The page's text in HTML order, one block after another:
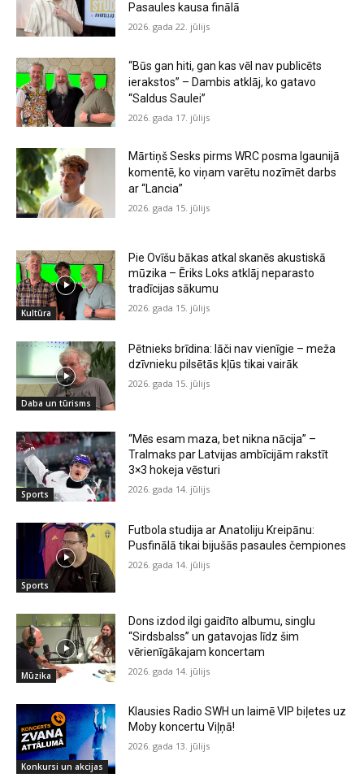
Pasaules kausa finālā
2026. gada 22. jūlijs
“Būs gan hiti, gan kas vēl nav publicēts
ierakstos” – Dambis atklāj, ko gatavo
“Saldus Saulei”
2026. gada 17. jūlijs
Mārtiņš Sesks pirms WRC posma Igaunijā
komentē, ko viņam varētu nozīmēt darbs
ar “Lancia”
2026. gada 15. jūlijs
Kultūra
Pie Ovīšu bākas atkal skanēs akustiskā
mūzika – Ēriks Loks atklāj neparasto
tradīcijas sākumu
2026. gada 15. jūlijs
Daba un tūrisms
Pētnieks brīdina: lāči nav vienīgie – meža
dzīvnieku pilsētās kļūs tikai vairāk
2026. gada 15. jūlijs
Sports
“Mēs esam maza, bet nikna nācija” –
Tralmaks par Latvijas ambīcijām rakstīt
3×3 hokeja vēsturi
2026. gada 14. jūlijs
Sports
Futbola studija ar Anatoliju Kreipānu:
Pusfinālā tikai bijušās pasaules čempiones
2026. gada 14. jūlijs
Mūzika
Dons izdod ilgi gaidīto albumu, singlu
“Sirdsbalss” un gatavojas līdz šim
vērienīgākajam koncertam
2026. gada 14. jūlijs
Konkursi un akcijas
Klausies Radio SWH un laimē VIP biļetes uz
Moby koncertu Viļņā!
2026. gada 13. jūlijs